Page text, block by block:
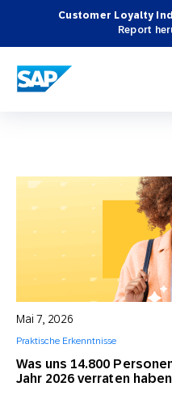
Customer Loyalty
Report
SAP ENGAGEMENT CLOUD
Was uns 14.800
Jahr 2026 verraten haben
Mai 7, 2026
Praktische Erkenntnisse